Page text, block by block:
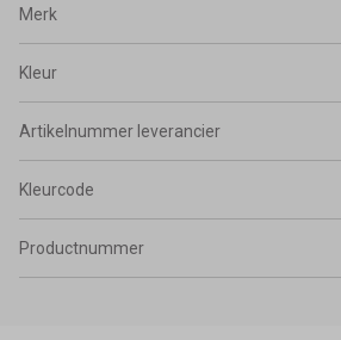
Merk
Kleur
Artikelnummer leverancier
Kleurcode
Productnummer